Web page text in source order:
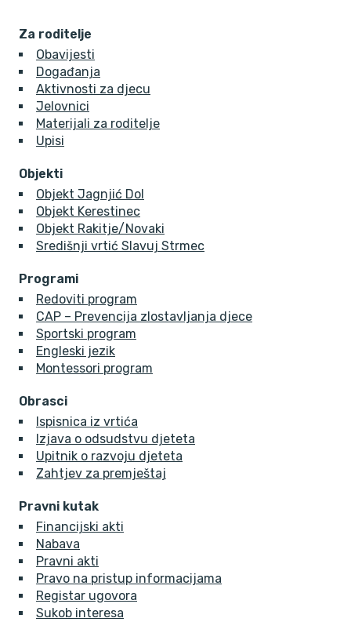
Za roditelje
Obavijesti
Događanja
Aktivnosti za djecu
Jelovnici
Materijali za roditelje
Upisi
Objekti
Objekt Jagnjić Dol
Objekt Kerestinec
Objekt Rakitje/Novaki
Središnji vrtić Slavuj Strmec
Programi
Redoviti program
CAP – Prevencija zlostavljanja djece
Sportski program
Engleski jezik
Montessori program
Obrasci
Ispisnica iz vrtića
Izjava o odsudstvu djeteta
Upitnik o razvoju djeteta
Zahtjev za premještaj
Pravni kutak
Financijski akti
Nabava
Pravni akti
Pravo na pristup informacijama
Registar ugovora
Sukob interesa